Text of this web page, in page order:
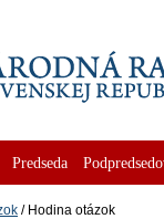
Predseda
Hodina otázok